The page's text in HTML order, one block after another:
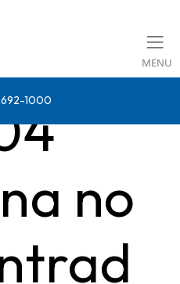
MENU
1000
no